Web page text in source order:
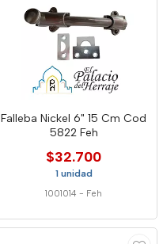
Falleba Nickel 6" 15 Cm Cod
5822 Feh
$32.700
1 unidad
1001014 - Feh